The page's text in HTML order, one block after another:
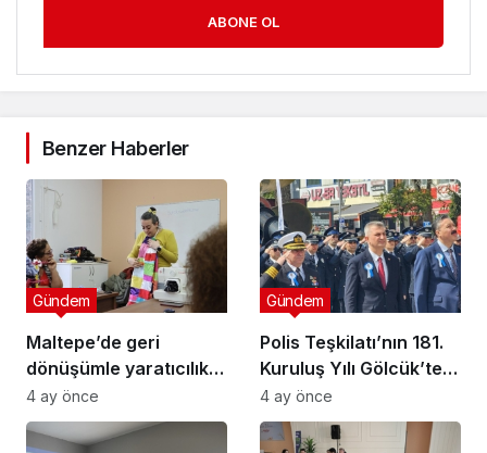
ABONE OL
Benzer Haberler
Maltepe’de geri
dönüşümle yaratıcılık
buluştu
Gündem
4 ay önce
Polis Teşkilatı’nın 181.
Kuruluş Yılı Gölcük’te
Törenle Kutlandı
Gündem
4 ay önce